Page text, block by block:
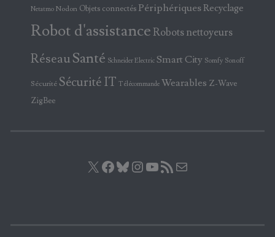
Netatmo Nodon Objets connectés PériphériquesRecyclage
Robot d'assistance Robots nettoyeurs
RéseauSanté Schneider Electric Smart City Somfy Sonoff
Sécurité Sécurité IT Télécommande Wearables Z-Wave
ZigBee
X Facebook
Bluesky
Instagram
YouTube
Flux RSS